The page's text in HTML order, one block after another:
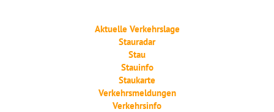
Aktuelle Verkehrslage
Stauradar
Stau
Stauinfo
Staukarte
Verkehrsmeldungen
Verkehrsinfo